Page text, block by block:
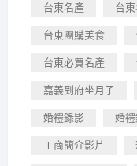
台東名產 台
台東團購美食
台東必買名產
嘉義到府坐月子
婚禮錄影 婚
工商簡介影片